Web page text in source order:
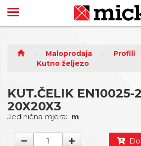
Maloprodaja
Profili
Kutno željezo
KUT.ČELIK EN10025-
20X20X3
Jedinična mjera: m